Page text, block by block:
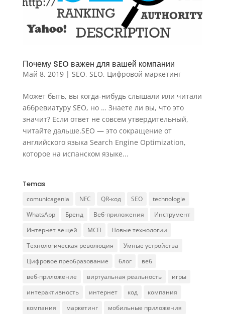
Почему SEO важен для вашей компании
Май 8, 2019| SEO, SEO, Цифровой маркетинг
Может быть, вы когда-нибудь слышали или читали
аббревиатуру SEO, но … Знаете ли вы, что это
значит? Если ответ не совсем утвердительный,
читайте дальше.SEO — это сокращение от
английского языка Search Engine Optimization,
которое на испанском языке...
Temas
comunicagenia NFC QR-код SEO
technologie
WhatsApp
Бренд Веб-приложения
Инструмент
Интернет вещей
МСП
Новые технологии
Технологическая революция
Умные устройства
Цифровое преобразование
блог
веб
веб-приложение
виртуальная реальность
игры
интерактивность
интернет код
компания
компания
маркетинг мобильные приложения